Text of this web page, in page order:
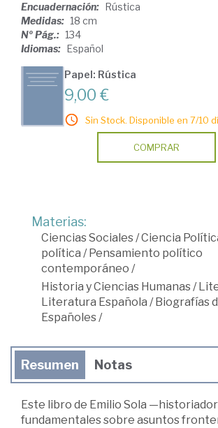
Encuadernación: Rústica
Medidas: 18 cm
Nº Pág.: 134
Idiomas: Español
Papel: Rústica
9,00 €
Sin Stock. Disponible en 7/10
COMPRAR
Materias:
Ciencias Sociales/Ciencia
política / Pensamiento político
contemporáneo /
Historia y Ciencias Humanas/
Literatura Española / Biografías
Españoles/
Resumen Notas
Este libro de Emilio Sola
fundamentales sobre asuntos